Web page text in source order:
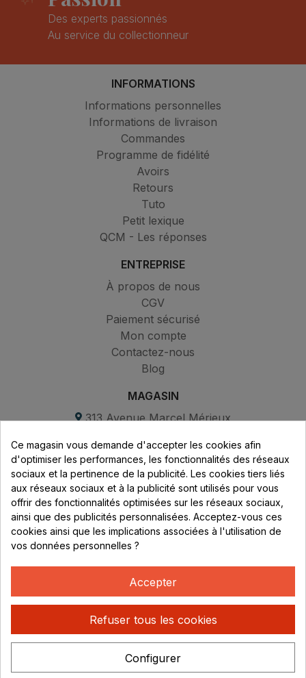
Des experts passionnés
Au service du collectionneur
INFORMATIONS
Informations personnelles
Informations de livraison
Commandes
Programme de fidélité
Avoirs
Retours
Tuto
Petit lexique
QCM - Les réponses
ENTREPRISE
À propos de nous
CGV
Paiement sécurisé
Mon compte
Contactez-nous
Blog
MAGASIN
313 Avenue Marcel Mérieux
69530 Brignais
Lundi au vendredi :
8h - 16h
uniquement sur Rendez-vous
CONTACT
04 78 37 00 68
contact@rhonephilatelie.fr
Ce magasin vous demande d'accepter les cookies afin
d'optimiser les performances, les fonctionnalités des réseaux
sociaux et la pertinence de la publicité. Les cookies tiers liés
aux réseaux sociaux et à la publicité sont utilisés pour vous
offrir des fonctionnalités optimisées sur les réseaux sociaux,
ainsi que des publicités personnalisées. Acceptez-vous ces
cookies ainsi que les implications associées à l'utilisation de
vos données personnelles ?
Accepter
Refuser tous les cookies
Configurer